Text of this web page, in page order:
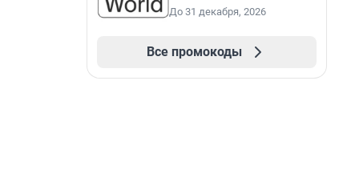
До 31 декабря, 2026
Все промокоды